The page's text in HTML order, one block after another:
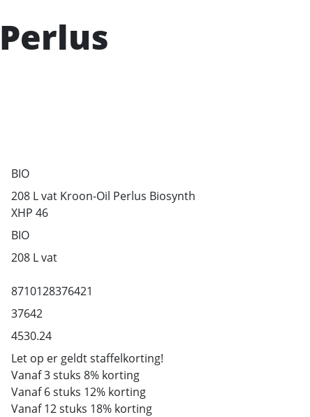
BIO
208 L vat Kroon-Oil Perlus Biosynth
XHP 46
BIO
208 L vat
8710128376421
37642
4530.24
Let op er geldt staffelkorting!
Vanaf 3 stuks 8% korting
Vanaf 6 stuks 12% korting
Vanaf 12 stuks 18% korting